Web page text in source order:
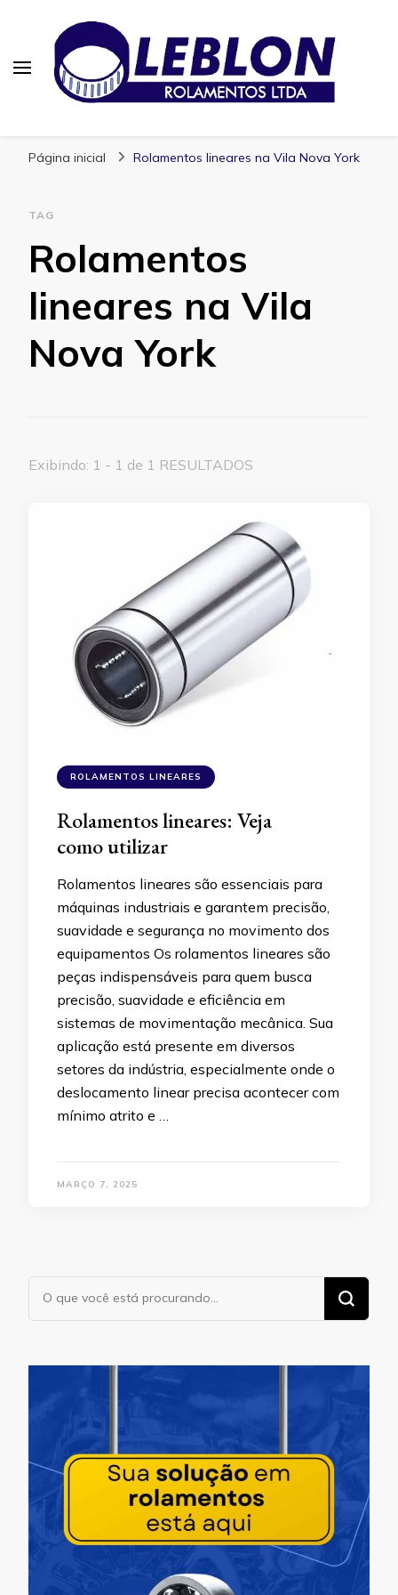
Página inicial Rolamentos lineares na Vila Nova York
TAG
Rolamentos
lineares na Vila
Nova York
Exibindo: 1 - 1 de 1 RESULTADOS
ROLAMENTOS LINEARES
Rolamentos lineares: Veja
como utilizar
Rolamentos lineares são essenciais para
máquinas industriais e garantem precisão,
suavidade e segurança no movimento dos
equipamentos Os rolamentos lineares são
peças indispensáveis para quem busca
precisão, suavidade e eficiência em
sistemas de movimentação mecânica. Sua
aplicação está presente em diversos
setores da indústria, especialmente onde o
deslocamento linear precisa acontecer com
mínimo atrito e …
MARÇO 7, 2025
Procurando
algo?